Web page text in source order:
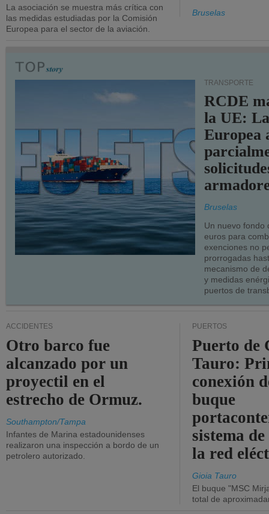
La asociación se muestra más crítica con
las medidas estudiadas por la Comisión
Europea para el sector de la aviación.
Bruselas
TRANSPORTE
RCDE
la UE:
Europea
Bruselas
Un nuevo fondo
euros para
exenciones no
prorrogadas
mecanismo de
y medidas
puertos de
ACCIDENTES
Otro barco fue
alcanzado por un
proyectil en el
estrecho de Ormuz.
Southampton/Tampa
Infantes de Marina estadounidenses
realizaron una inspección a bordo de un
petrolero autorizado.
PUERTOS
Puerto de
Tauro:
conexión
buque
sistema
la red
Gioia Tauro
El buque "MSC
total de